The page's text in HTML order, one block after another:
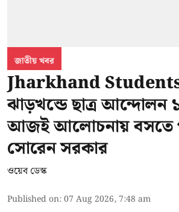
জাতীয় খবর
Jharkhand
ঝাড়খন্ডে ছাত্র আন্দোলন
আজই আলোচনায় বসতে
সোরেন সরকার
ওয়েব ডেস্ক
Published on:07 Aug 2026, 7:48 am